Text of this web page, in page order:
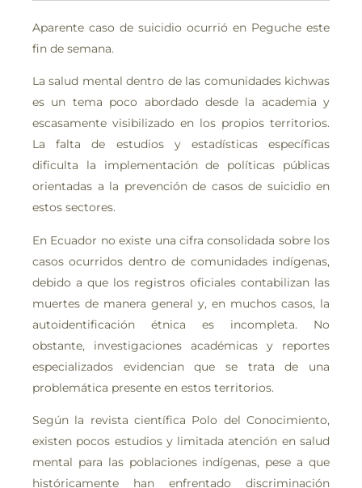
Aparente caso de suicidio ocurrió en Peguche este
fin de semana.
La salud mental dentro de las comunidades kichwas
es un tema poco abordado desde la academia y
escasamente visibilizado en los propios territorios.
La falta de estudios y estadísticas específicas
dificulta la implementación de políticas públicas
orientadas a la prevención de casos de suicidio en
estos sectores.
En Ecuador no existe una cifra consolidada sobre los
casos ocurridos dentro de comunidades indígenas,
debido a que los registros oficiales contabilizan las
muertes de manera general y, en muchos casos, la
autoidentificación étnica es incompleta. No
obstante, investigaciones académicas y reportes
especializados evidencian que se trata de una
problemática presente en estos territorios.
Según la revista científica Polo del Conocimiento,
existen pocos estudios y limitada atención en salud
mental para las poblaciones indígenas, pese a que
históricamente han enfrentado discriminación